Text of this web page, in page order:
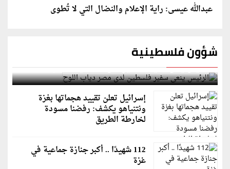
عبدالله عيسى: راية الإعلام والنضال التي لا تُطوى
شؤون فلسطينية
الرئيس ينعى سفير فلسطين لدى مصر دياب اللوح
إسرائيل تعلن تقييد هجماتها بغزة
ونتنياهو يكشف: رفضنا مسودة
لخارطة الطريق
112 شهيدًا .. أكبر جنازة جماعية في
غزة